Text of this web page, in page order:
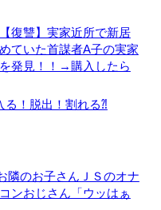
復讐】実家近所で新居
ていた首謀者A子の実家
発見！！→購入したら
る！脱出！割れる⁈
隣のお子さんＪＳのオナ
ンおじさん「ウッはぁ